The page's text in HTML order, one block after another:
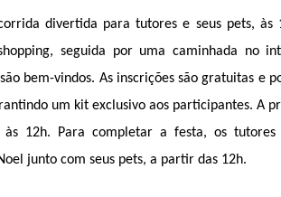
divertida para tutores e seus pets, às
seguida por uma caminhada no
bem-vindos. As inscrições são gratuitas e
um kit exclusivo aos participantes. A
12h. Para completar a festa, os tutores
junto com seus pets, a partir das 12h.